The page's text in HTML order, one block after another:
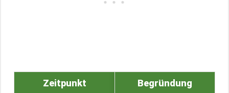
Zeitpunkt Begründung